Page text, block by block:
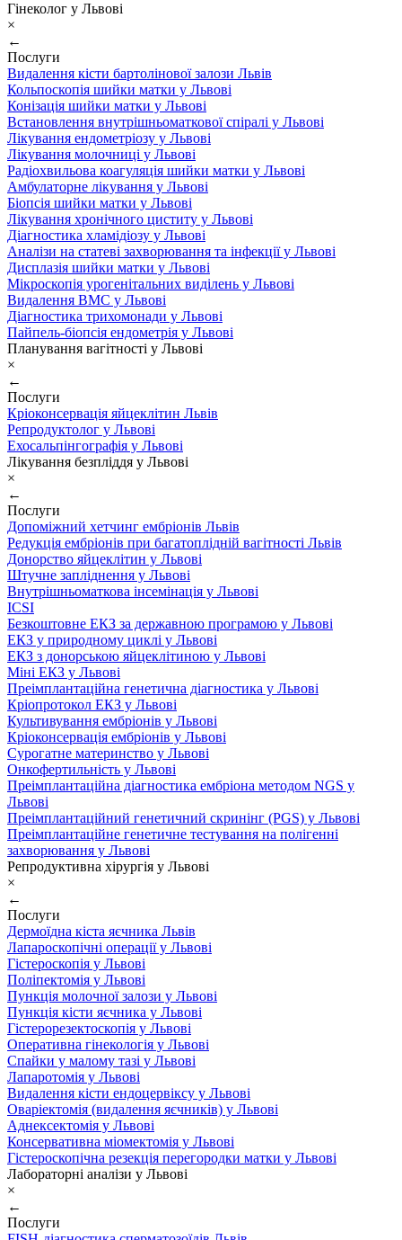
Гінеколог у Львові
×
←
Послуги
Видалення кісти бартолінової залози Львів
Кольпоскопія шийки матки у Львові
Конізація шийки матки у Львові
Встановлення внутрішньоматкової спіралі у Львові
Лікування ендометріозу у Львові
Лікування молочниці у Львові
Радіохвильова коагуляція шийки матки у Львові
Амбулаторне лікування у Львові
Біопсія шийки матки у Львові
Лікування хронічного циститу у Львові
Діагностика хламідіозу у Львові
Аналізи на статеві захворювання та інфекції у Львові
Дисплазія шийки матки у Львові
Мікроскопія урогенітальних виділень у Львові
Видалення ВМС у Львові
Діагностика трихомонади у Львові
Пайпель-біопсія ендометрія у Львові
Планування вагітності у Львові
×
←
Послуги
Кріоконсервація яйцеклітин Львів
Репродуктолог у Львові
Ехосальпінгографія у Львові
Лікування безпліддя у Львові
×
←
Послуги
Допоміжний хетчинг ембріонів Львів
Редукція ембріонів при багатоплідній вагітності Львів
Донорство яйцеклітин у Львові
Штучне запліднення у Львові
Внутрішньоматкова інсемінація у Львові
ICSI
Безкоштовне ЕКЗ за державною програмою у Львові
ЕКЗ у природному циклі у Львові
ЕКЗ з донорською яйцеклітиною у Львові
Міні ЕКЗ у Львові
Преімплантаційна генетична діагностика у Львові
Кріопротокол ЕКЗ у Львові
Культивування ембріонів у Львові
Кріоконсервація ембріонів у Львові
Сурогатне материнство у Львові
Онкофертильність у Львові
Преімплантаційна діагностика ембріона методом NGS у
Львові
Преімплантаційний генетичний скринінг (PGS) у Львові
Преімплантаційне генетичне тестування на полігенні
захворювання у Львові
Репродуктивна хірургія у Львові
×
←
Послуги
Дермоїдна кіста яєчника Львів
Лапароскопічні операції у Львові
Гістероскопія у Львові
Поліпектомія у Львові
Пункція молочної залози у Львові
Пункція кісти яєчника у Львові
Гістерорезектоскопія у Львові
Оперативна гінекологія у Львові
Спайки у малому тазі у Львові
Лапаротомія у Львові
Видалення кісти ендоцервіксу у Львові
Оваріектомія (видалення яєчників) у Львові
Аднексектомія у Львові
Консервативна міомектомія у Львові
Гістероскопічна резекція перегородки матки у Львові
Лабораторні аналізи у Львові
×
←
Послуги